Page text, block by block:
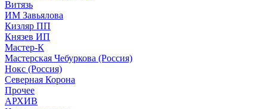
Витязь
ИМ Завьялова
Кизляр ПП
Князев ИП
Мастер-К
Мастерская Чебуркова (Россия)
Нокс (Россия)
Северная Корона
Прочее
АРХИВ